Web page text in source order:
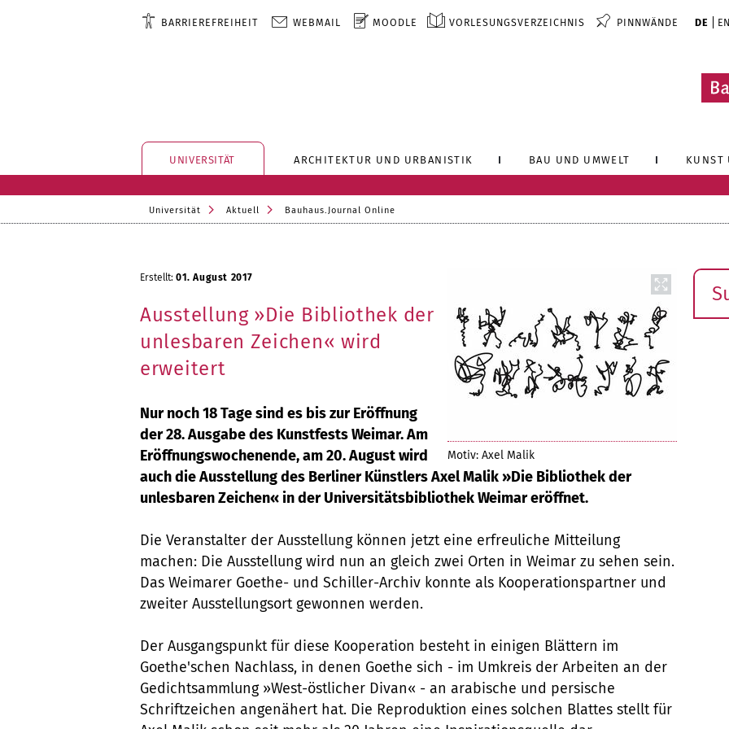
BARRIEREFREIHEIT WEBMAIL MOODLE VORLESUNGSVERZEICHNIS PINNWÄNDE DE EN
UNIVERSITÄT ARCHITEKTUR UND URBANISTIK BAU UND UMWELT KUNST
Universität Aktuell Bauhaus.Journal Online
Motiv: Axel Malik
Erstellt: 01. August 2017
Ausstellung »Die Bibliothek der
unlesbaren Zeichen« wird
erweitert
Nur noch 18 Tage sind es bis zur Eröffnung
der 28. Ausgabe des Kunstfests Weimar. Am
Eröffnungswochenende, am 20. August wird
auch die Ausstellung des Berliner Künstlers Axel Malik »Die Bibliothek der
unlesbaren Zeichen« in der Universitätsbibliothek Weimar eröffnet.
Die Veranstalter der Ausstellung können jetzt eine erfreuliche Mitteilung
machen: Die Ausstellung wird nun an gleich zwei Orten in Weimar zu sehen sein.
Das Weimarer Goethe- und Schiller-Archiv konnte als Kooperationspartner und
zweiter Ausstellungsort gewonnen werden.
Der Ausgangspunkt für diese Kooperation besteht in einigen Blättern im
Goethe'schen Nachlass, in denen Goethe sich - im Umkreis der Arbeiten an der
Gedichtsammlung »West-östlicher Divan« - an arabische und persische
Schriftzeichen angenähert hat. Die Reproduktion eines solchen Blattes stellt für
Suche